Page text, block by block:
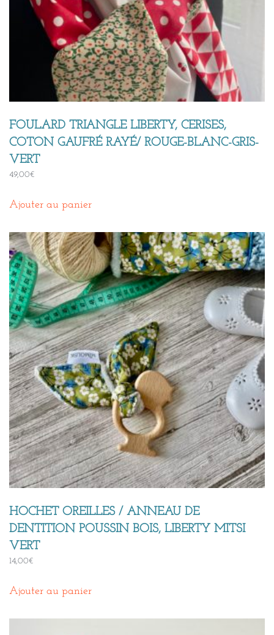
FOULARD TRIANGLE LIBERTY, CERISES,
COTON GAUFRÉ RAYÉ/ ROUGE-BLANC-GRIS-
VERT
49,00€
Ajouter au panier
HOCHET OREILLES / ANNEAU DE
DENTITION POUSSIN BOIS, LIBERTY MITSI
VERT
14,00€
Ajouter au panier